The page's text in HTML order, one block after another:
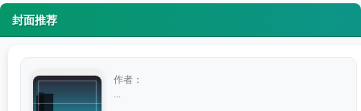
封面推荐
作者：